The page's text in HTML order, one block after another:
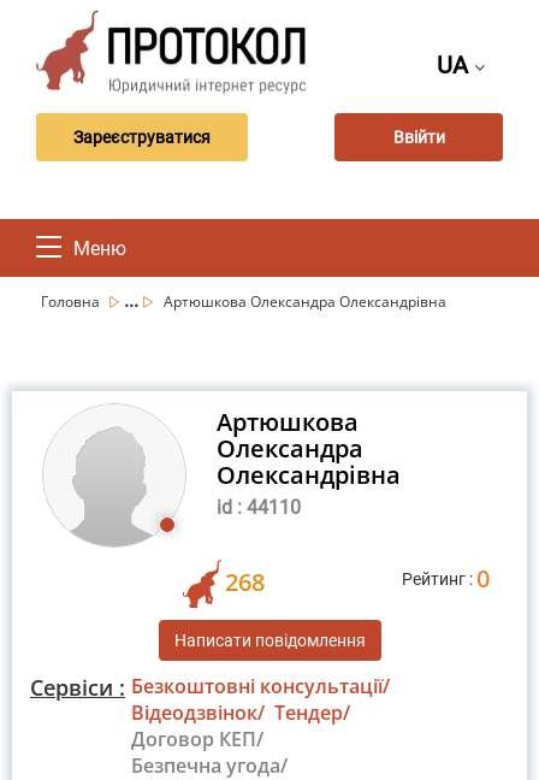
UA
Зареєструватися Ввійти
Меню
Головна ... Артюшкова Олександра Олександрівна
Артюшкова
Олександра
Олександрівна
id : 44110
268 Рейтинг : 0
Написати повідомлення
Сервіси : Безкоштовні консультації/
Відеодзвінок/ Тендер/
Договор КЕП/
Безпечна угода/